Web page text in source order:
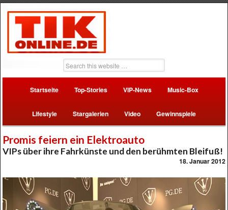
Startseite Top-Stories VIP-News Music-Box
Lifestyle Stargalerien Video Gewinnspiele
Promis feiern ein Elektroauto
VIPs über ihre Fahrkünste und den berühmten Bleifuß!
18. Januar 2012